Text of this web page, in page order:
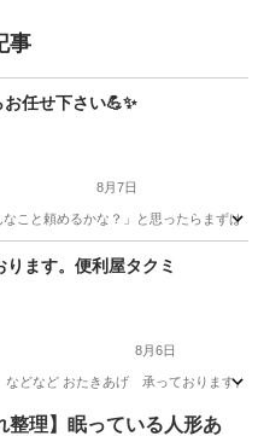
事
任せ下さい💪✨️
8月7日
んなこと頼めるかな？」と思ったら
ます。便利屋タクミ
8月6日
ど おたきあげ 承っております。 受
整理】眠っている人形あ